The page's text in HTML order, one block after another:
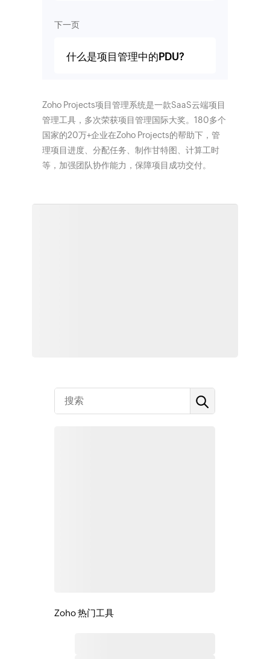
下一页
什么是项目管理中的PDU?
Zoho Projects项目管理系统是一款SaaS云端项目
管理工具，多次荣获项目管理国际大奖。180多个
国家的20万+企业在Zoho Projects的帮助下，管
理项目进度、分配任务、制作甘特图、计算工时
等，加强团队协作能力，保障项目成功交付。
Zoho 热门工具